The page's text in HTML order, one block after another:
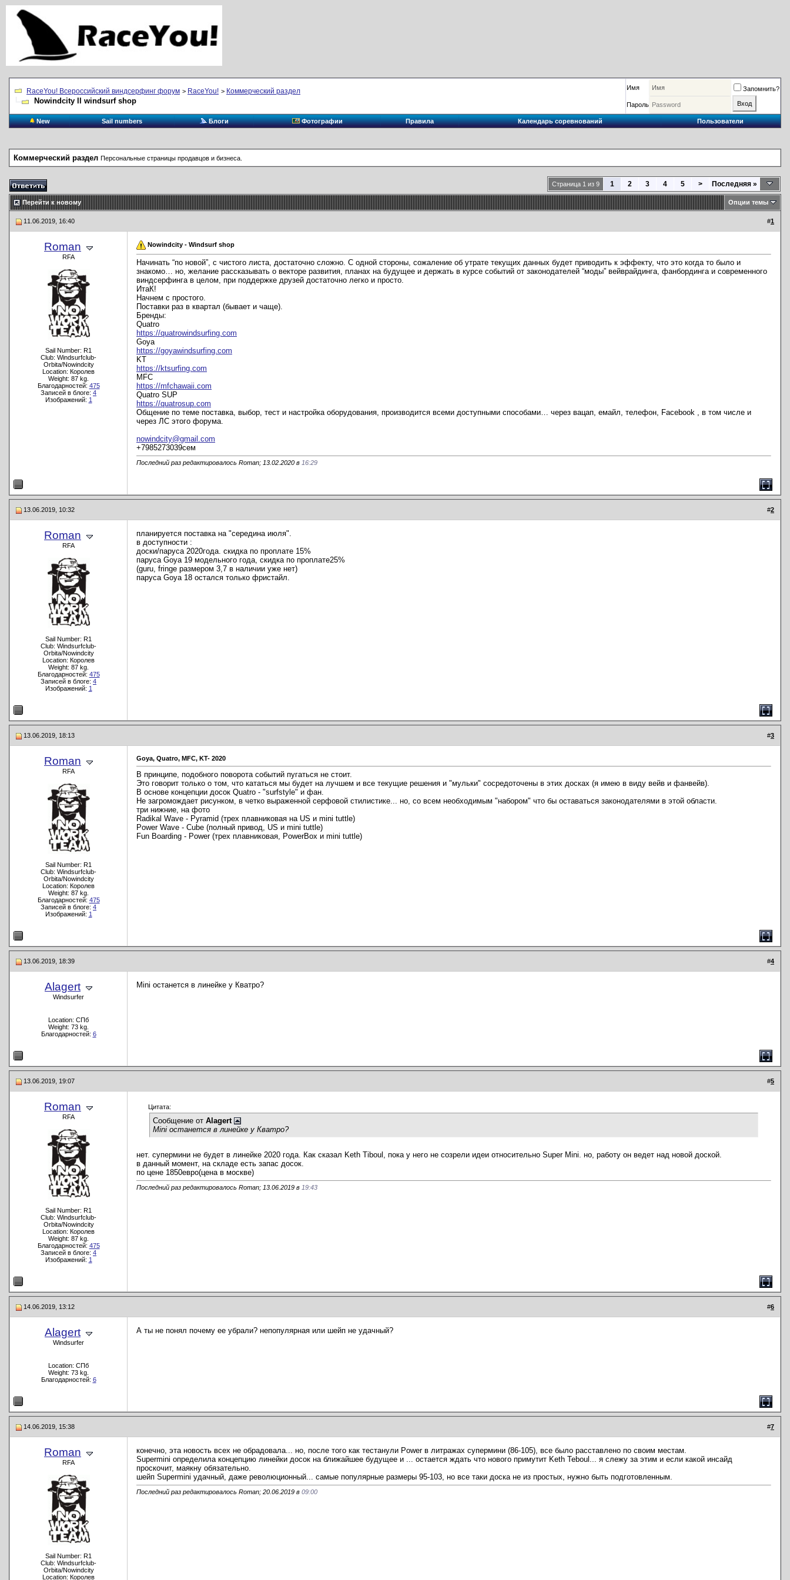
RaceYou! Всероссийский виндсерфинг форум > RaceYou! > Коммерческий раздел
Nowindcity ll windsurf shop
Имя Запомнить?
Пароль
New Sail numbers Блоги Фотографии Правила Календарь соревнований Пользователи
Коммерческий раздел Персональные страницы продавцов и бизнеса.
Страница 1 из 9 1 2 3 4 5 > Последняя »
Перейти к новому Опции темы
11.06.2019, 16:40 #1
Roman
RFA
Sail Number: R1
Club: Windsurfclub-
Orbita/Nowindcity
Location: Королев
Weight: 87 kg.
Благодарностей: 475
Записей в блоге: 4
Изображений: 1
Nowindcity - Windsurf shop
Начинать “по новой”, с чистого листа, достаточно сложно. С одной стороны, сожаление об утрате текущих данных будет приводить к эффекту, что это когда то было и
знакомо… но, желание рассказывать о векторе развития, планах на будущее и держать в курсе событий от законодателей “моды” вейврайдинга, фанбординга и современного
виндсерфинга в целом, при поддержке друзей достаточно легко и просто.
ИтаК!
Начнем с простого.
Поставки раз в квартал (бывает и чаще).
Бренды:
Quatro
https://quatrowindsurfing.com
Goya
https://goyawindsurfing.com
KT
https://ktsurfing.com
MFC
https://mfchawaii.com
Quatro SUP
https://quatrosup.com
Общение по теме поставка, выбор, тест и настройка оборудования, производится всеми доступными способами… через вацап, емайл, телефон, Facebook , в том числе и
через ЛС этого форума.
nowindcity@gmail.com
+7985273039сем
Последний раз редактировалось Roman; 13.02.2020 в 16:29
13.06.2019, 10:32 #2
Roman
RFA
Sail Number: R1
Club: Windsurfclub-
Orbita/Nowindcity
Location: Королев
Weight: 87 kg.
Благодарностей: 475
Записей в блоге: 4
Изображений: 1
планируется поставка на "середина июля".
в доступности :
доски/паруса 2020года. скидка по проплате 15%
паруса Goya 19 модельного года, скидка по проплате25%
(guru, fringe размером 3,7 в наличии уже нет)
паруса Goya 18 остался только фристайл.
13.06.2019, 18:13 #3
Roman
RFA
Sail Number: R1
Club: Windsurfclub-
Orbita/Nowindcity
Location: Королев
Weight: 87 kg.
Благодарностей: 475
Записей в блоге: 4
Изображений: 1
Goya, Quatro, MFC, KT- 2020
В принципе, подобного поворота событий пугаться не стоит.
Это говорит только о том, что кататься мы будет на лучшем и все текущие решения и "мульки" сосредоточены в этих досках (я имею в виду вейв и фанвейв).
В основе концепции досок Quatro - "surfstyle" и фан.
Не загромождает рисунком, в четко выраженной серфовой стилистике... но, со всем необходимым "набором" что бы оставаться законодателями в этой области.
три нижние, на фото
Radikal Wave - Pyramid (трех плавниковая на US и mini tuttle)
Power Wave - Cube (полный привод, US и mini tuttle)
Fun Boarding - Power (трех плавниковая, PowerBox и mini tuttle)
13.06.2019, 18:39 #4
Alagert
Windsurfer
Location: СПб
Weight: 73 kg.
Благодарностей: 6
Mini останется в линейке у Кватро?
13.06.2019, 19:07 #5
Roman
RFA
Sail Number: R1
Club: Windsurfclub-
Orbita/Nowindcity
Location: Королев
Weight: 87 kg.
Благодарностей: 475
Записей в блоге: 4
Изображений: 1
Цитата:
Сообщение от Alagert
Mini останется в линейке у Кватро?
нет. супермини не будет в линейке 2020 года. Как сказал Keth Tiboul, пока у него не созрели идеи относительно Super Mini. но, работу он ведет над новой доской.
в данный момент, на складе есть запас досок.
по цене 1850евро(цена в москве)
Последний раз редактировалось Roman; 13.06.2019 в 19:43
14.06.2019, 13:12 #6
Alagert
Windsurfer
Location: СПб
Weight: 73 kg.
Благодарностей: 6
А ты не понял почему ее убрали? непопулярная или шейп не удачный?
14.06.2019, 15:38 #7
Roman
RFA
Sail Number: R1
Club: Windsurfclub-
Orbita/Nowindcity
Location: Королев
конечно, эта новость всех не обрадовала... но, после того как тестанули Power в литражах супермини (86-105), все было расставлено по своим местам.
Supermini определила концепцию линейки досок на ближайшее будущее и ... остается ждать что нового примутит Keth Teboul... я слежу за этим и если какой инсайд
проскочит, маякну обязательно.
шейп Supermini удачный, даже революционный... самые популярные размеры 95-103, но все таки доска не из простых, нужно быть подготовленным.
Последний раз редактировалось Roman; 20.06.2019 в 09:00